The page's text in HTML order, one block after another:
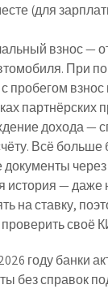
(для
взнос—
При
пробегом
партнёрских
дохода—
Всё
через
история— даже
на ставку,
проверить своё
году банки
без справок